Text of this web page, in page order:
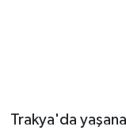
Trakya'da